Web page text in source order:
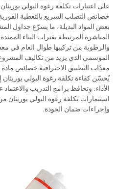
على اعتبارات تكلفة رغوة البولي
خصائص التصلب السريع بالتغطية
بعض المواد البديلة، ما يسرّع جداول
المباشرة المرتبطة بفترات البناء
والرطوبة من تركيبها طوال العام في
الموسمي الذي يزيد من تكاليف
معدّات التطبيق الاحترافية خصائص
يُحسّن كفاءة تكلفة رغوة البولي
الأداء. وتحافظ برامج التدريب
استثمارات تكلفة رغوة البولي يوريثان
وإجراءات ضمان الجودة.